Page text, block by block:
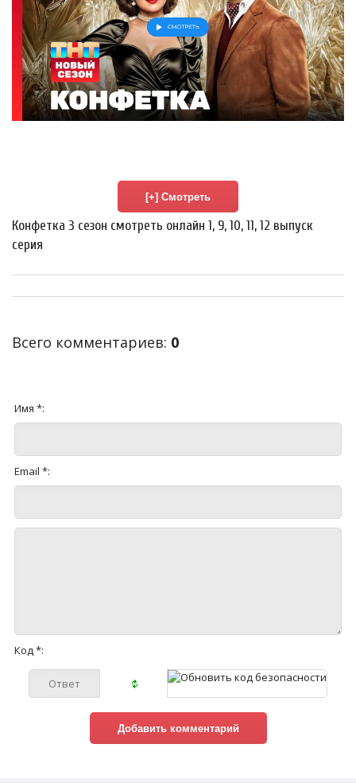
Конфетка 3 сезон смотреть онлайн 1, 9, 10, 11, 12 выпуск
серия
Всего комментариев: 0
Имя *:
Email *:
Код *: